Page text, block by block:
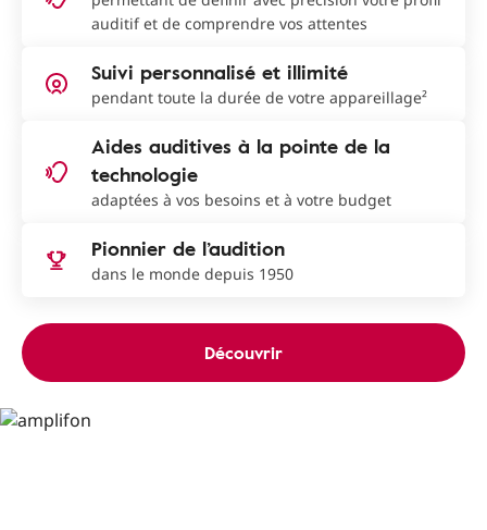
auditif et de comprendre vos attentes
Suivi personnalisé et illimité
pendant toute la durée de votre appareillage²
Aides auditives à la pointe de la
technologie
adaptées à vos besoins et à votre budget
Pionnier de l’audition
dans le monde depuis 1950
Découvrir